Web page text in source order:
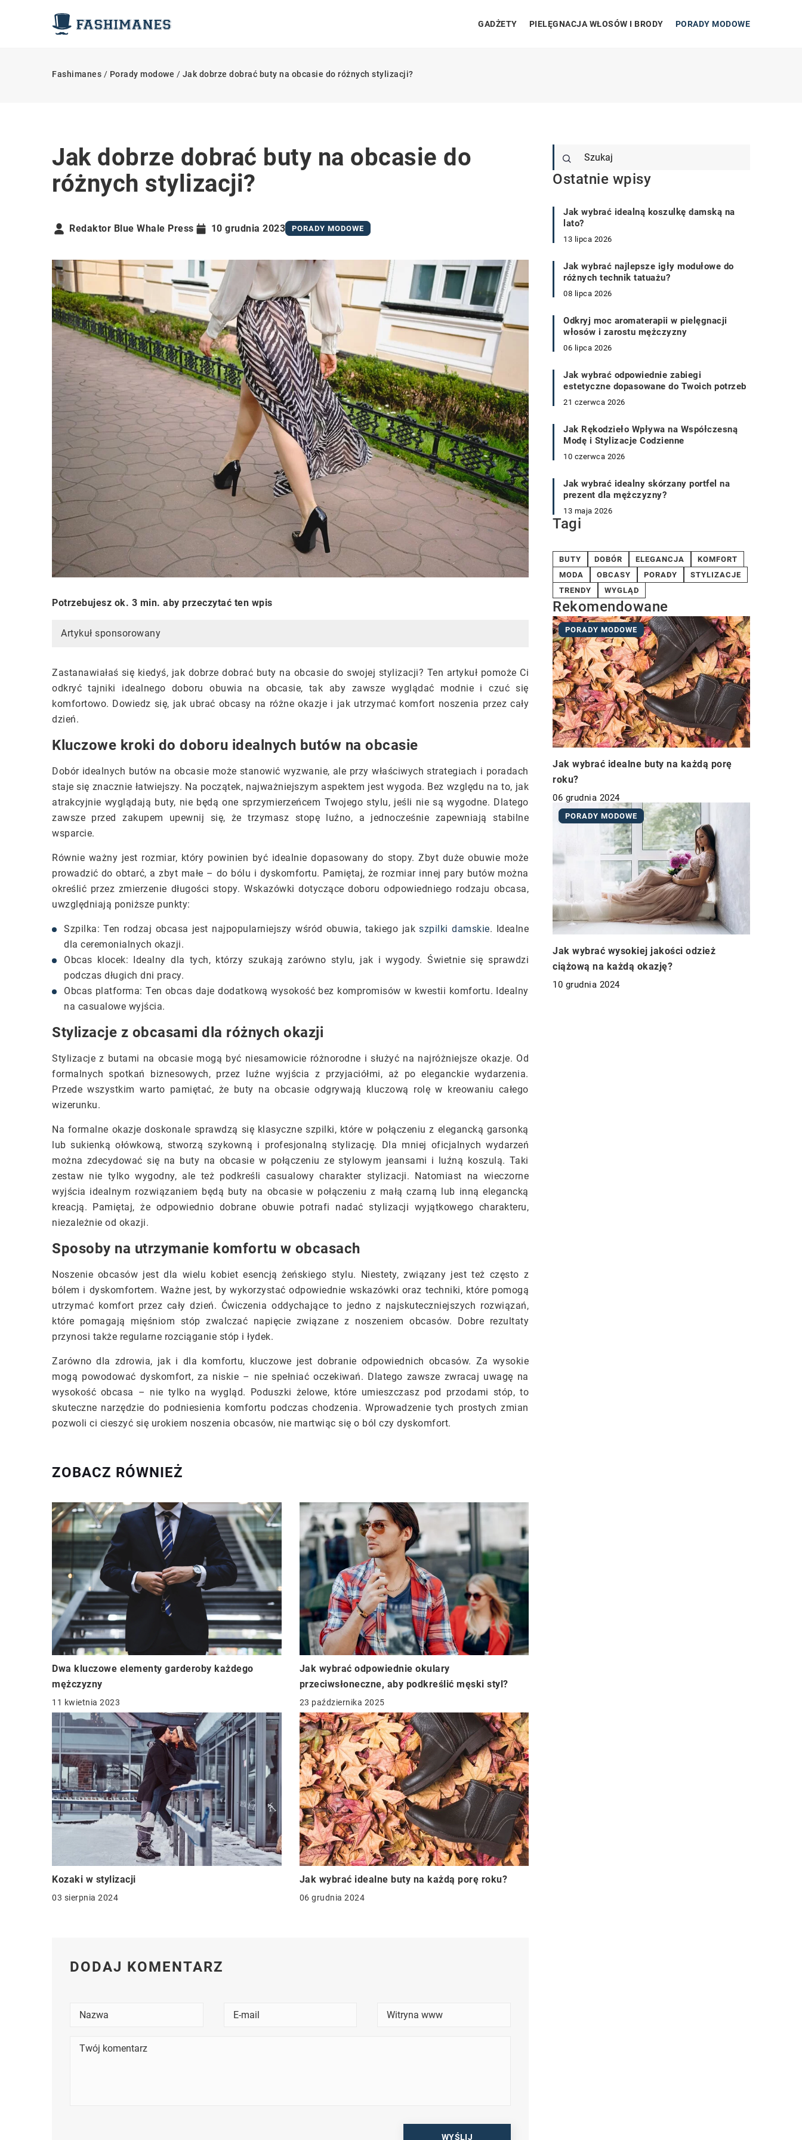
GADŻETY PIELĘGNACJA WŁOSÓW I BRODY PORADY MODOWE
Fashimanes / Porady modowe / Jak dobrze dobrać buty na obcasie do różnych stylizacji?
Jak dobrze dobrać buty na obcasie do
różnych stylizacji?
Redaktor Blue Whale Press 10 grudnia 2023 PORADY MODOWE
Potrzebujesz ok. 3 min. aby przeczytać ten wpis
Artykuł sponsorowany
Zastanawiałaś się kiedyś, jak dobrze dobrać buty na obcasie do swojej stylizacji? Ten artykuł pomoże Ci
odkryć tajniki idealnego doboru obuwia na obcasie, tak aby zawsze wyglądać modnie i czuć się
komfortowo. Dowiedz się, jak ubrać obcasy na różne okazje i jak utrzymać komfort noszenia przez cały
dzień.
Kluczowe kroki do doboru idealnych butów na obcasie
Dobór idealnych butów na obcasie może stanowić wyzwanie, ale przy właściwych strategiach i poradach
staje się znacznie łatwiejszy. Na początek, najważniejszym aspektem jest wygoda. Bez względu na to, jak
atrakcyjnie wyglądają buty, nie będą one sprzymierzeńcem Twojego stylu, jeśli nie są wygodne. Dlatego
zawsze przed zakupem upewnij się, że trzymasz stopę luźno, a jednocześnie zapewniają stabilne
wsparcie.
Równie ważny jest rozmiar, który powinien być idealnie dopasowany do stopy. Zbyt duże obuwie może
prowadzić do obtarć, a zbyt małe – do bólu i dyskomfortu. Pamiętaj, że rozmiar innej pary butów można
określić przez zmierzenie długości stopy. Wskazówki dotyczące doboru odpowiedniego rodzaju obcasa,
uwzględniają poniższe punkty:
Szpilka: Ten rodzaj obcasa jest najpopularniejszy wśród obuwia, takiego jakszpilki damskie. Idealne
dla ceremonialnych okazji.
Obcas klocek: Idealny dla tych, którzy szukają zarówno stylu, jak i wygody. Świetnie się sprawdzi
podczas długich dni pracy.
Obcas platforma: Ten obcas daje dodatkową wysokość bez kompromisów w kwestii komfortu. Idealny
na casualowe wyjścia.
Stylizacje z obcasami dla różnych okazji
Stylizacje z butami na obcasie mogą być niesamowicie różnorodne i służyć na najróżniejsze okazje. Od
formalnych spotkań biznesowych, przez luźne wyjścia z przyjaciółmi, aż po eleganckie wydarzenia.
Przede wszystkim warto pamiętać, że buty na obcasie odgrywają kluczową rolę w kreowaniu całego
wizerunku.
Na formalne okazje doskonale sprawdzą się klasyczne szpilki, które w połączeniu z elegancką garsonką
lub sukienką ołówkową, stworzą szykowną i profesjonalną stylizację. Dla mniej oficjalnych wydarzeń
można zdecydować się na buty na obcasie w połączeniu ze stylowym jeansami i luźną koszulą. Taki
zestaw nie tylko wygodny, ale też podkreśli casualowy charakter stylizacji. Natomiast na wieczorne
wyjścia idealnym rozwiązaniem będą buty na obcasie w połączeniu z małą czarną lub inną elegancką
kreacją. Pamiętaj, że odpowiednio dobrane obuwie potrafi nadać stylizacji wyjątkowego charakteru,
niezależnie od okazji.
Sposoby na utrzymanie komfortu w obcasach
Noszenie obcasów jest dla wielu kobiet esencją żeńskiego stylu. Niestety, związany jest też często z
bólem i dyskomfortem. Ważne jest, by wykorzystać odpowiednie wskazówki oraz techniki, które pomogą
utrzymać komfort przez cały dzień. Ćwiczenia oddychające to jedno z najskuteczniejszych rozwiązań,
które pomagają mięśniom stóp zwalczać napięcie związane z noszeniem obcasów. Dobre rezultaty
przynosi także regularne rozciąganie stóp i łydek.
Zarówno dla zdrowia, jak i dla komfortu, kluczowe jest dobranie odpowiednich obcasów. Za wysokie
mogą powodować dyskomfort, za niskie – nie spełniać oczekiwań. Dlatego zawsze zwracaj uwagę na
wysokość obcasa – nie tylko na wygląd. Poduszki żelowe, które umieszczasz pod przodami stóp, to
skuteczne narzędzie do podniesienia komfortu podczas chodzenia. Wprowadzenie tych prostych zmian
pozwoli ci cieszyć się urokiem noszenia obcasów, nie martwiąc się o ból czy dyskomfort.
ZOBACZ RÓWNIEŻ
Dwa kluczowe elementy garderoby każdego
mężczyzny
11 kwietnia 2023
Jak wybrać odpowiednie okulary
przeciwsłoneczne, aby podkreślić męski styl?
23 października 2025
Kozaki w stylizacji
03 sierpnia 2024
Jak wybrać idealne buty na każdą porę roku?
06 grudnia 2024
DODAJ KOMENTARZ
Ostatnie wpisy
Jak wybrać idealną koszulkę damską na
lato?
13 lipca 2026
Jak wybrać najlepsze igły modułowe do
różnych technik tatuażu?
08 lipca 2026
Odkryj moc aromaterapii w pielęgnacji
włosów i zarostu mężczyzny
06 lipca 2026
Jak wybrać odpowiednie zabiegi
estetyczne dopasowane do Twoich potrzeb
21 czerwca 2026
Jak Rękodzieło Wpływa na Współczesną
Modę i Stylizacje Codzienne
10 czerwca 2026
Jak wybrać idealny skórzany portfel na
prezent dla mężczyzny?
13 maja 2026
Tagi
BUTY DOBÓR ELEGANCJA
KOMFORT
MODA
OBCASY PORADY
STYLIZACJE
TRENDY
WYGLĄD
Rekomendowane
PORADY MODOWE
Jak wybrać idealne buty na każdą porę
roku?
06 grudnia 2024
PORADY MODOWE
Jak wybrać wysokiej jakości odzież
ciążową na każdą okazję?
10 grudnia 2024